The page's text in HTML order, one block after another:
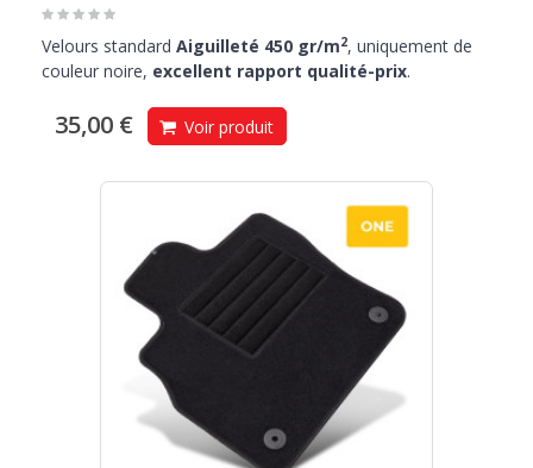
Velours standard Aiguilleté 450 gr/m2, uniquement de
couleur noire, excellent rapport qualité-prix.
35,00 € Voir produit